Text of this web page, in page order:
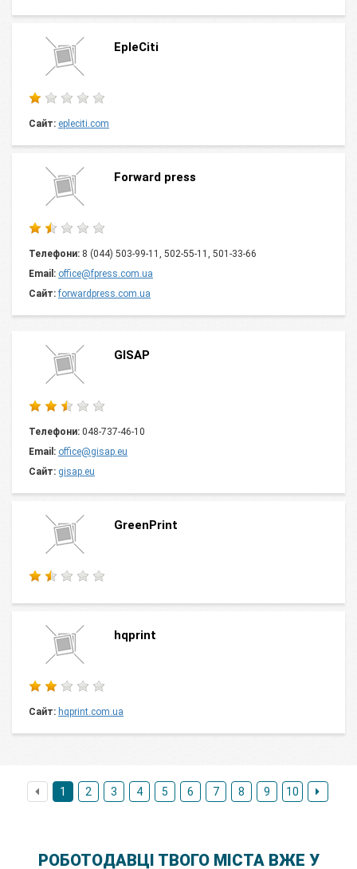
EpleCiti
Сайт: epleciti.com
Forward press
Телефони: 8 (044) 503-99-11, 502-55-11, 501-33-66
Email: office@fpress.com.ua
Сайт: forwardpress.com.ua
GISAP
Телефони: 048-737-46-10
Email: office@gisap.eu
Сайт: gisap.eu
GreenPrint
hqprint
Сайт: hqprint.com.ua
1 2 3 4 5 6 7 8 9 10
РОБОТОДАВЦІ ТВОГО МІСТА ВЖЕ У